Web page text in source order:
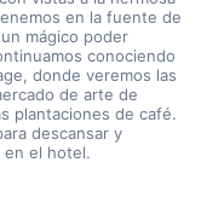
en la fuente de
mágico poder
conociendo
donde veremos las
de arte de
plantaciones de café.
descansar y
en el hotel.